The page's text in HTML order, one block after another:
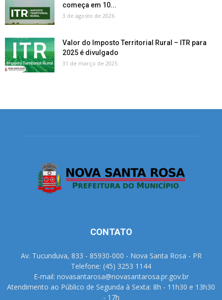
começa em 10...
3 de agosto de 2026
Valor do Imposto Territorial Rural – ITR para
2025 é divulgado
31 de março de 2025
CONTATO
Av. Tucunduva, 833 - 85930-000 - Nova Santa Rosa - PR
Telefone: (45) 3253 1144
E-mail: novasantarosa@novasantarosa.pr.gov.br
Atendimento ao Público de Segunda à Sexta: 8h - 11h30 e 13h30
- 17h